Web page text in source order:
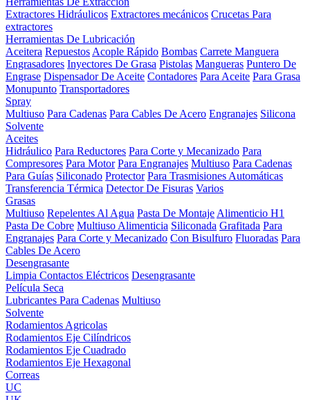
Extractores Hidráulicos Extractores mecánicos Crucetas Para
extractores
Herramientas De Lubricación
Aceitera Repuestos Acople Rápido Bombas Carrete Manguera
Engrasadores Inyectores De Grasa Pistolas Mangueras Puntero De
Engrase Dispensador De Aceite Contadores Para Aceite Para Grasa
Monupunto Transportadores
Spray
Multiuso Para Cadenas Para Cables De Acero Engranajes Silicona
Solvente
Aceites
Hidráulico Para Reductores Para Corte y Mecanizado Para
Compresores Para Motor Para Engranajes Multiuso Para Cadenas
Para Guías Siliconado Protector Para Trasmisiones Automáticas
Transferencia Térmica Detector De Fisuras Varios
Grasas
Multiuso Repelentes Al Agua Pasta De Montaje Alimenticio H1
Pasta De Cobre Multiuso Alimenticia Siliconada Grafitada Para
Engranajes Para Corte y Mecanizado Con Bisulfuro Fluoradas Para
Cables De Acero
Desengrasante
Limpia Contactos Eléctricos Desengrasante
Película Seca
Lubricantes Para Cadenas Multiuso
Solvente
Rodamientos Agricolas
Rodamientos Eje Cilíndricos
Rodamientos Eje Cuadrado
Rodamientos Eje Hexagonal
Correas
UC